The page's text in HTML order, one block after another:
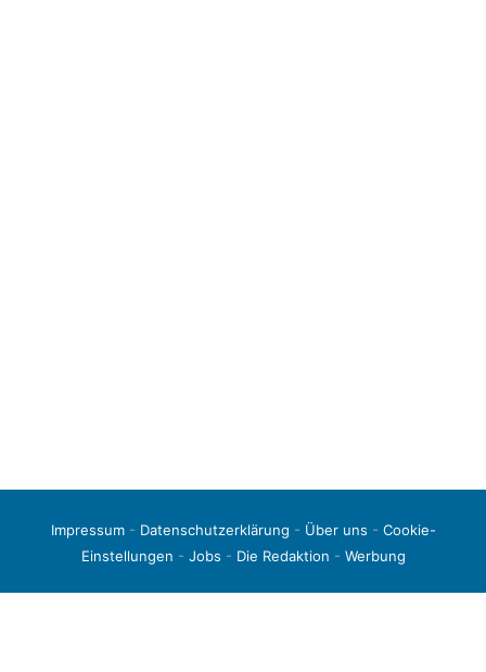
Impressum- Datenschutzerklärung - Über uns - Cookie-
Einstellungen - Jobs - Die Redaktion - Werbung